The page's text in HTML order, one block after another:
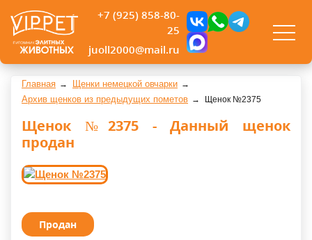
+7 (925) 858-80-
25
juoll2000@mail.ru
Главная
Щенки немецкой овчарки
Архив щенков из предыдущих пометов
Щенок №2375
Щенок №2375 - Данный щенок
продан
Продан